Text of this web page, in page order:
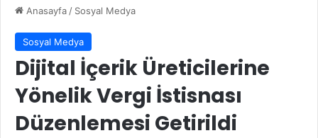
Anasayfa / Sosyal Medya
Sosyal Medya
Dijital İçerik Üreticilerine
Yönelik Vergi İstisnası
Düzenlemesi Getirildi